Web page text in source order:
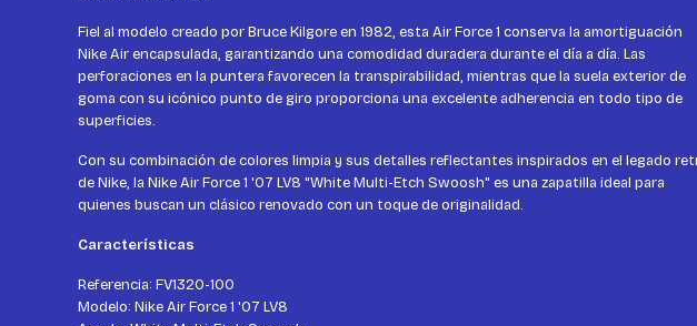
Fiel al modelo creado por Bruce Kilgore en 1982, esta Air Force 1 conserva la amortiguación
Nike Air encapsulada, garantizando una comodidad duradera durante el día a día. Las
perforaciones en la puntera favorecen la transpirabilidad, mientras que la suela exterior de
goma con su icónico punto de giro proporciona una excelente adherencia en todo tipo de
superficies.
Con su combinación de colores limpia y sus detalles reflectantes inspirados en el legado
de Nike, la Nike Air Force 1 '07 LV8 "White Multi-Etch Swoosh" es una zapatilla ideal para
quienes buscan un clásico renovado con un toque de originalidad.
Características
Referencia: FV1320-100
Modelo: Nike Air Force 1 '07 LV8